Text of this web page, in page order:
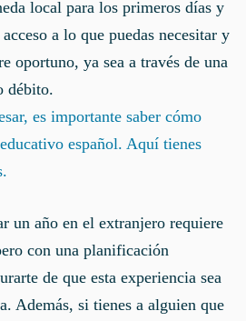
local para los primeros días y
a lo que puedas necesitar y
oportuno, ya sea a través de una
débito.
es importante saber cómo
español. Aquí tienes
un año en el extranjero requiere
con una planificación
de que esta experiencia sea
Además, si tienes a alguien que